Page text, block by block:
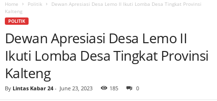
Home Politik
Dewan Apresiasi Desa Lemo II Ikuti Lomba Desa Tingkat Provinsi
Kalteng
POLITIK
Dewan Apresiasi Desa Lemo II
Ikuti Lomba Desa Tingkat Provinsi
Kalteng
By Lintas Kabar 24- June 23, 2023 185 0